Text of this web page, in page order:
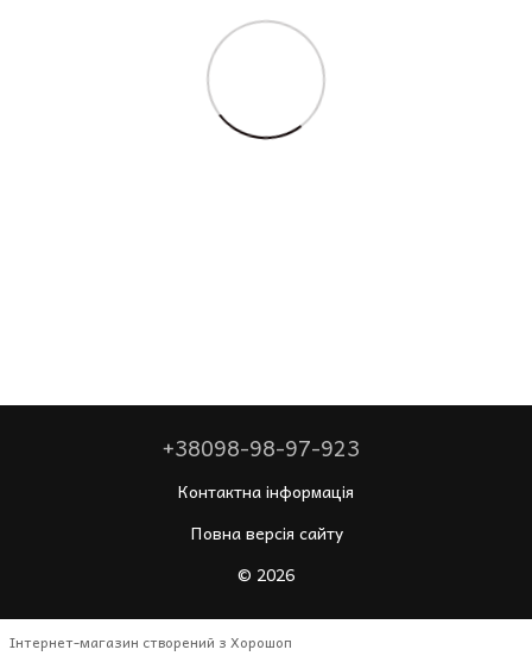
+38098-98-97-923
Контактна інформація
Повна версія сайту
© 2026
Інтернет-магазин створений з Хорошоп